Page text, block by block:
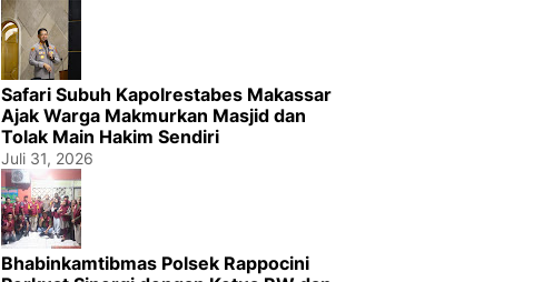
Safari Subuh Kapolrestabes Makassar
Ajak Warga Makmurkan Masjid dan
Tolak Main Hakim Sendiri
Juli 31, 2026
Bhabinkamtibmas Polsek Rappocini